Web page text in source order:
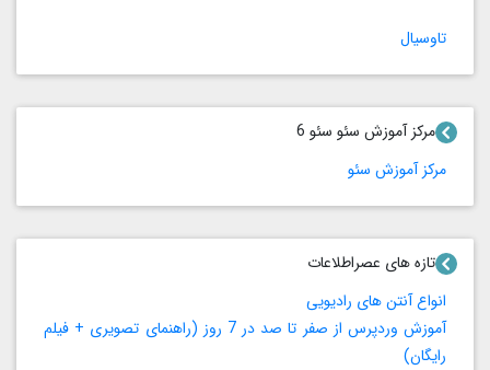
تاوسیال
مرکز آموزش سئو سئو 6
مرکز آموزش سئو
تازه های عصراطلاعات
انواع آنتن های رادیویی
آموزش وردپرس از صفر تا صد در 7 روز (راهنمای تصویری + فیلم
رایگان)